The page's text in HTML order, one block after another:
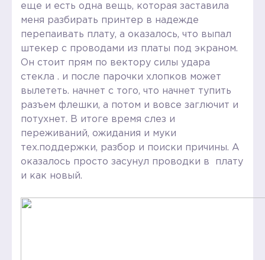
еще и есть одна вещь, которая заставила
меня разбирать принтер в надежде
перепаивать плату, а оказалось, что выпал
штекер с проводами из платы под экраном.
Он стоит прям по вектору силы удара
стекла . и после парочки хлопков может
вылететь. начнет с того, что начнет тупить
разъем флешки, а потом и вовсе заглючит и
потухнет. В итоге время слез и
переживаний, ожидания и муки
тех.поддержки, разбор и поиски причины. А
оказалось просто засунул проводки в плату
и как новый.